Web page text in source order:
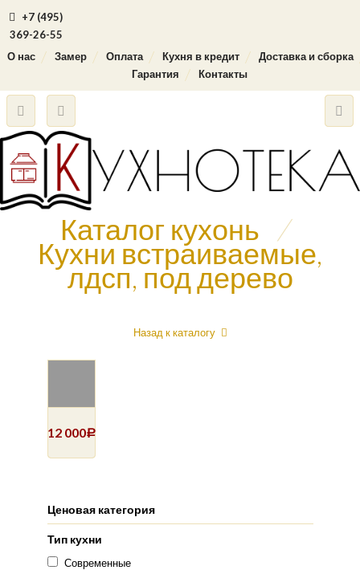
+7 (495)
369-26-55
О нас
Замер Оплата Кухня в кредит
Доставка и сборка
Гарантия
Контакты
Каталог кухонь /
Кухни встраиваемые,
лдсп, под дерево
Назад к каталогу
12 000Р
Ценовая категория
Тип кухни
Современные